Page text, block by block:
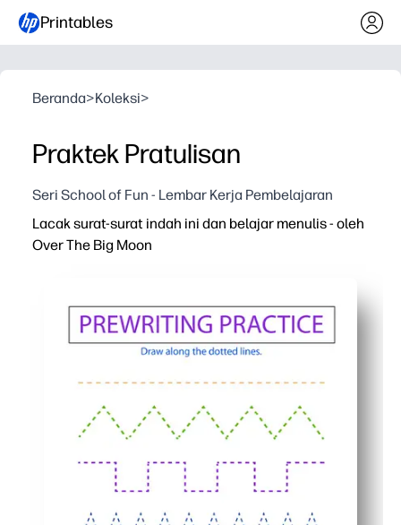
Printables
Beranda>Koleksi>
Praktek Pratulisan
Seri School of Fun - Lembar Kerja Pembelajaran
Lacak surat-surat indah ini dan belajar menulis - oleh
Over The Big Moon